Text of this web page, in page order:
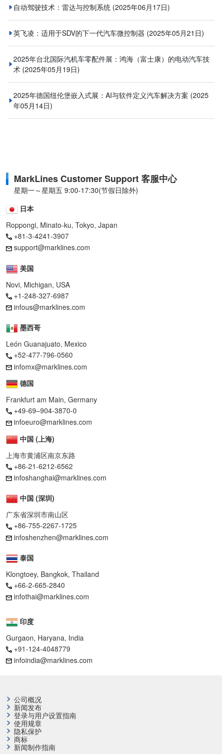
自动驾驶技术：雷达与控制系统 (2025年06月17日)
英飞凌：适用于SDV的下一代汽车微控制器 (2025年05月21日)
2025年台北国际汽机车零配件展：鸿海（富士康）的电动汽车技
术 (2025年05月19日)
2025年德国纽伦堡嵌入式展：AI与软件定义汽车解决方案 (2025
年05月14日)
MarkLines Customer Support 客服中心
星期一～星期五 9:00-17:30(节假日除外)
日本
Roppongi, Minato-ku, Tokyo, Japan
+81-3-4241-3907
support@marklines.com
美国
Novi, Michigan, USA
+1-248-327-6987
infous@marklines.com
墨西哥
León Guanajuato, Mexico
+52-477-796-0560
infomx@marklines.com
德国
Frankfurt am Main, Germany
+49-69–904-3870-0
infoeuro@marklines.com
中国 (上海)
上海市黄浦区南京东路
+86-21-6212-6562
infoshanghai@marklines.com
中国 (深圳)
广东省深圳市南山区
+86-755-2267-1725
infoshenzhen@marklines.com
泰国
Klongtoey, Bangkok, Thailand
+66-2-665-2840
infothai@marklines.com
印度
Gurgaon, Haryana, India
+91-124-4048779
infoindia@marklines.com
公司概况
新闻发布
登录与用户设置指南
使用规章
隐私保护
商标
新闻制作指南